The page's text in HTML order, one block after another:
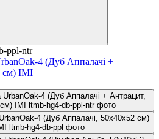
ppl-ntr
4 (Дуб Аппалачі +
см) IMI